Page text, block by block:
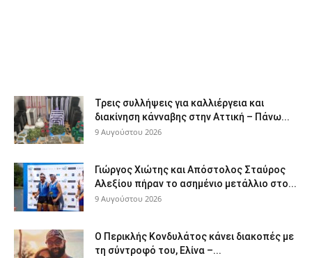
Τρεις συλλήψεις για καλλιέργεια και
διακίνηση κάνναβης στην Αττική – Πάνω...
9 Αυγούστου 2026
Γιώργος Χιώτης και Απόστολος Σταύρος
Αλεξίου πήραν το ασημένιο μετάλλιο στο...
9 Αυγούστου 2026
Ο Περικλής Κονδυλάτος κάνει διακοπές με
τη σύντροφό του, Ελίνα –...